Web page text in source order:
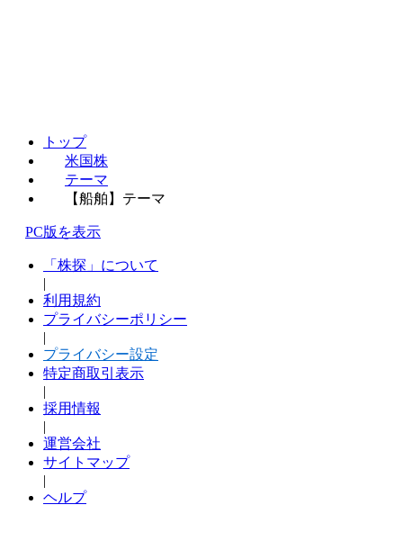
トップ
米国株
テーマ
【船舶】テーマ
PC版を表示
「株探」について
|
利用規約
プライバシーポリシー
|
プライバシー設定
特定商取引表示
|
採用情報
|
運営会社
サイトマップ
|
ヘルプ